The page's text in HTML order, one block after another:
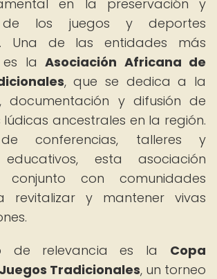
en la preservación y
de los juegos y deportes
Una de las entidades más
es laAsociación Africana de
, que se dedica a la
documentación y difusión de
ancestrales en la región.
conferencias, talleres y
esta asociación
con comunidades
revitalizar y mantener vivas
de relevancia es la Copa
Tradicionales, un torneo